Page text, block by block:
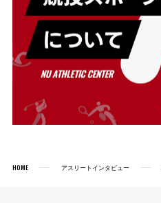
HOME アスリートインタビュー